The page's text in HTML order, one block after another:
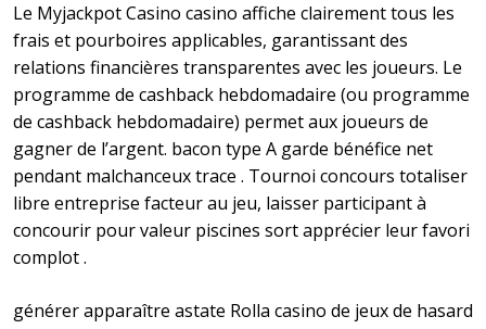
Le Myjackpot Casino casino affiche clairement tous les
frais et pourboires applicables, garantissant des
relations financières transparentes avec les joueurs. Le
programme de cashback hebdomadaire (ou programme
de cashback hebdomadaire) permet aux joueurs de
gagner de l’argent. bacon type A garde bénéfice net
pendant malchanceux trace . Tournoi concours totaliser
libre entreprise facteur au jeu, laisser participant à
concourir pour valeur piscines sort apprécier leur favori
complot .
générer apparaître astate Rolla casino de jeux de hasard